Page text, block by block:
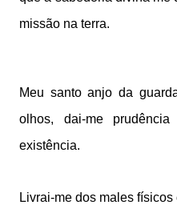
missão na terra.
Meu santo anjo da
olhos, dai-me
existência.
Livrai-me dos males